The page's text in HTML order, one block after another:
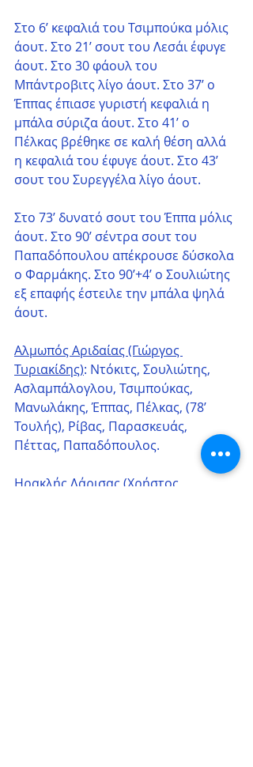
Στο 6’ κεφαλιά του Τσιμπούκα μόλις
άουτ. Στο 21’ σουτ του Λεσάι έφυγε
άουτ. Στο 30 φάουλ του
Μπάντροβιτς λίγο άουτ. Στο 37’ ο
Έππας έπιασε γυριστή κεφαλιά η
μπάλα σύριζα άουτ. Στο 41’ ο
Πέλκας βρέθηκε σε καλή θέση αλλά
η κεφαλιά του έφυγε άουτ. Στο 43’
σουτ του Συρεγγέλα λίγο άουτ.
Στο 73’ δυνατό σουτ του Έππα μόλις
άουτ. Στο 90’ σέντρα σουτ του
Παπαδόπουλου απέκρουσε δύσκολα
ο Φαρμάκης. Στο 90’+4’ ο Σουλιώτης
εξ επαφής έστειλε την μπάλα ψηλά
άουτ.
Αλμωπός Αριδαίας (Γιώργος
Τυριακίδης): Ντόκιτς, Σουλιώτης,
Ασλαμπάλογλου, Τσιμπούκας,
Μανωλάκης, Έππας, Πέλκας, (78’
Τουλής), Ρίβας, Παρασκευάς,
Πέττας, Παπαδόπουλος.
Ηρακλής Λάρισας (Χρήστος